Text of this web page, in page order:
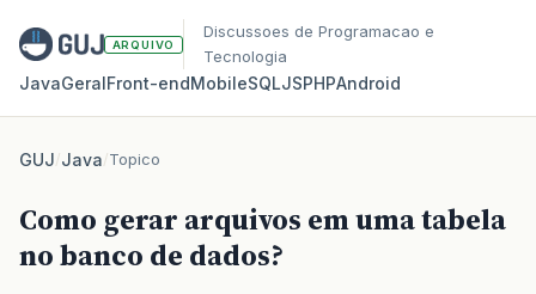
ARQUIVO
Discussoes de Programacao e
Tecnologia
JavaGeralFront‑endMobileSQLJSPHPAndroid
GUJ/Java/Topico
Como gerar arquivos em uma tabela
no banco de dados?